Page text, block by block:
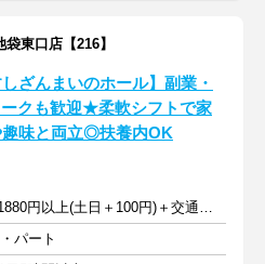
東口店【216】
しざんまいのホール】副業・
クも歓迎★柔軟シフトで家
趣味と両立◎扶養内OK
時給1500~1880円以上(土日＋100円)＋交通費全額支給
パート